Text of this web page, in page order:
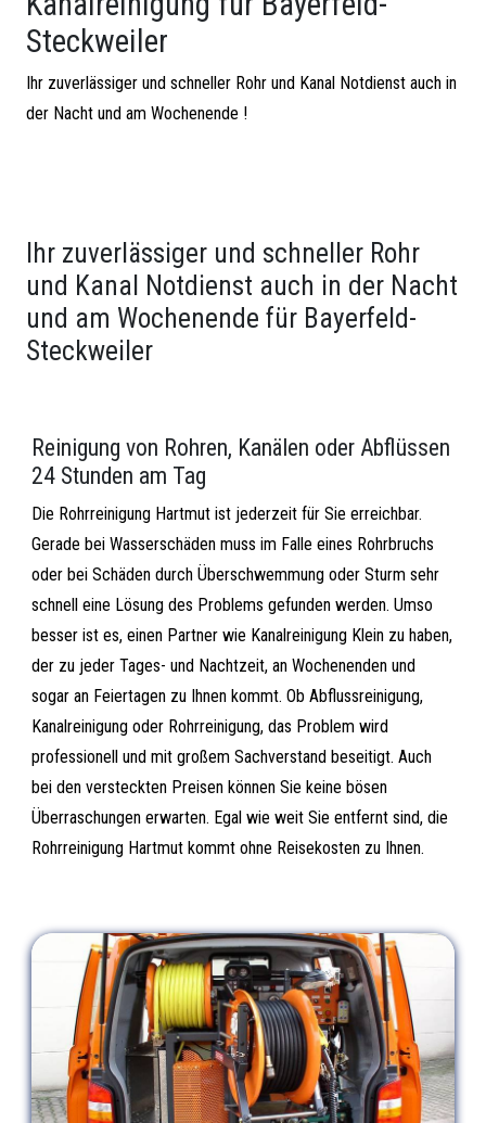
Steckweiler
Ihr zuverlässiger und schneller Rohr und Kanal Notdienst auch in
der Nacht und am Wochenende !
Ihr zuverlässiger und schneller Rohr
und Kanal Notdienst auch in der Nacht
und am Wochenende für Bayerfeld-
Steckweiler
Reinigung von Rohren, Kanälen oder Abflüssen
24 Stunden am Tag
Die Rohrreinigung Hartmut ist jederzeit für Sie erreichbar.
Gerade bei Wasserschäden muss im Falle eines Rohrbruchs
oder bei Schäden durch Überschwemmung oder Sturm sehr
schnell eine Lösung des Problems gefunden werden. Umso
besser ist es, einen Partner wie Kanalreinigung Klein zu haben,
der zu jeder Tages- und Nachtzeit, an Wochenenden und
sogar an Feiertagen zu Ihnen kommt. Ob Abflussreinigung,
Kanalreinigung oder Rohrreinigung, das Problem wird
professionell und mit großem Sachverstand beseitigt. Auch
bei den versteckten Preisen können Sie keine bösen
Überraschungen erwarten. Egal wie weit Sie entfernt sind, die
Rohrreinigung Hartmut kommt ohne Reisekosten zu Ihnen.